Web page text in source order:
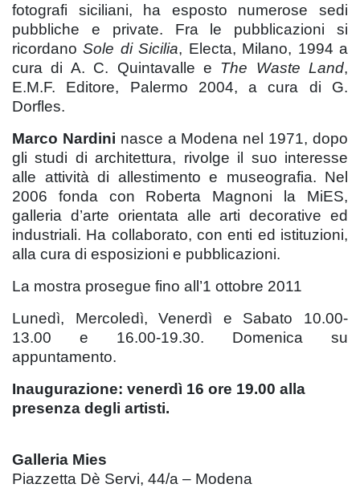
fotografi siciliani, ha esposto numerose sedi
pubbliche e private. Fra le pubblicazioni si
ricordanoSole di Sicilia, Electa, Milano, 1994 a
cura di A. C. Quintavalle e The Waste Land,
E.M.F. Editore, Palermo 2004, a cura di G.
Dorfles.
Marco Nardini nasce a Modena nel 1971, dopo
gli studi di architettura, rivolge il suo interesse
alle attività di allestimento e museografia. Nel
2006 fonda con Roberta Magnoni la MiES,
galleria d’arte orientata alle arti decorative ed
industriali. Ha collaborato, con enti ed istituzioni,
alla cura di esposizioni e pubblicazioni.
La mostra prosegue fino all’1 ottobre 2011
Lunedì, Mercoledì, Venerdì e Sabato 10.00-
13.00 e 16.00-19.30. Domenica su
appuntamento.
Inaugurazione: venerdì 16 ore 19.00 alla
presenza degli artisti.
Galleria Mies
Piazzetta Dè Servi, 44/a – Modena